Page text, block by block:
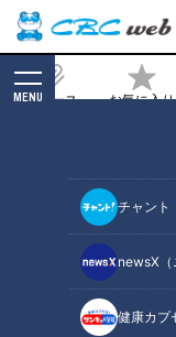
ニュース お気に入り
MENU
チャント
newsX（
健康カプ
ヒー、値上